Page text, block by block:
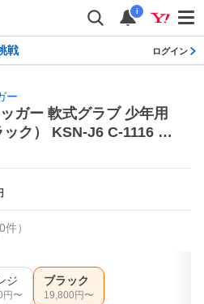
i
戦 ログイン
ー
ガー 軟式グラブ 少年用
ク） KSN-J6 C-1116 軟
0件）
ジ
円〜
ブラック
19,800 円〜